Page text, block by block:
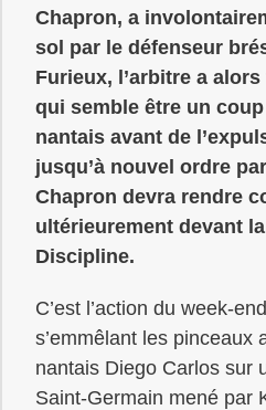
Chapron, a
sol par le défenseur
Furieux, l’arbitre a
qui semble être un
nantais avant de
jusqu’à nouvel ordre
Chapron devra rendre
ultérieurement devant
Discipline.
C’est l’action du week-
s’emmêlant les pinceaux
nantais Diego Carlos sur
Saint-Germain mené par